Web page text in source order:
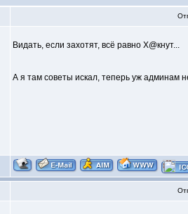
Видать, если захотят, всё равно Х@кнут...
А я там советы искал, теперь уж админам